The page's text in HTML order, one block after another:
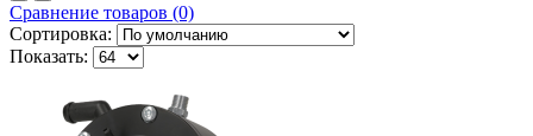
Сравнение товаров (0)
Сортировка:
Показать: